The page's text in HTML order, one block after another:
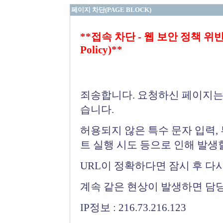
페이지 차단(PAGE BLOCK)
**접속 차단 - 웹 보안 정책 위
Policy)**
죄송합니다. 요청하신 페이지
습니다.
허용되지 않은 특수 문자 입력
트 실행 시도 등으로 인해 발생
URL이 정확하다면 잠시 후 다
계속 같은 현상이 발생하면 담
IP정보 : 216.73.216.123